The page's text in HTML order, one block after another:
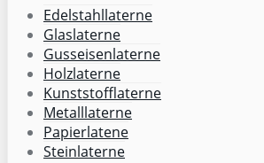
Edelstahllaterne
Glaslaterne
Gusseisenlaterne
Holzlaterne
Kunststofflaterne
Metalllaterne
Papierlatene
Steinlaterne